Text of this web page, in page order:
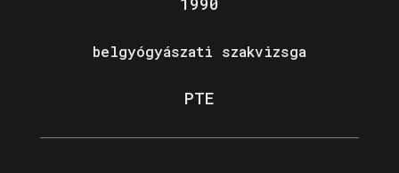
belgyógyászati szakvizsga
PTE